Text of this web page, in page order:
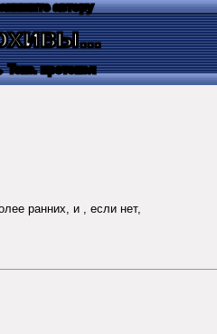
автору
Текс. протокол
ранних, и , если нет,